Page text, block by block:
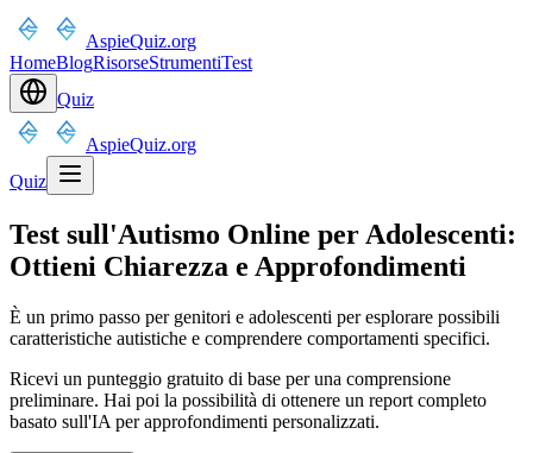
AspieQuiz.org
HomeBlogRisorseStrumentiTest
Quiz
AspieQuiz.org
Quiz
Test sull'Autismo Online per Adolescenti:
Ottieni Chiarezza e Approfondimenti
È un primo passo per genitori e adolescenti per esplorare possibili
caratteristiche autistiche e comprendere comportamenti specifici.
Ricevi un punteggio gratuito di base per una comprensione
preliminare. Hai poi la possibilità di ottenere un report completo
basato sull'IA per approfondimenti personalizzati.